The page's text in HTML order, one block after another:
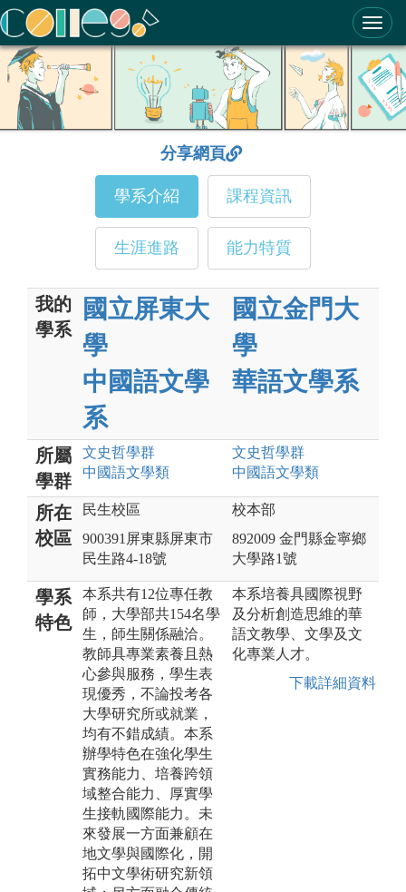
ColleGo! 大學選才與高中育才輔助系統
分享網頁
學系介紹 課程資訊
生涯進路 能力特質
我的
學系
國立屏東大
學
中國語文學
系
國立金門大
學
華語文學系
所屬
學群
文史哲學群
中國語文學類
文史哲學群
中國語文學類
所在
校區
民生校區
900391屏東縣屏東市
民生路4-18號
校本部
892009 金門縣金寧鄉
大學路1號
學系
特色
本系共有12位專任教
師，大學部共154名學
生，師生關係融洽。
教師具專業素養且熱
心參與服務，學生表
現優秀，不論投考各
大學研究所或就業，
均有不錯成績。本系
辦學特色在強化學生
實務能力、培養跨領
域整合能力、厚實學
生接軌國際能力。未
來發展一方面兼顧在
地文學與國際化，開
拓中文學術研究新領
本系培養具國際視野
及分析創造思維的華
語文教學、文學及文
化專業人才。
下載詳細資料